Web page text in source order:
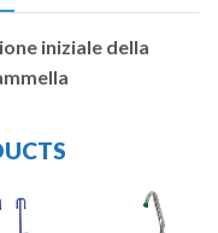
iniziale della